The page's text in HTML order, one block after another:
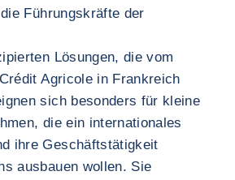
Führungskräfte der
Lösungen, die vom
Agricole in Frankreich
sich besonders für kleine
die ein internationales
ihre Geschäftstätigkeit
ausbauen wollen. Sie